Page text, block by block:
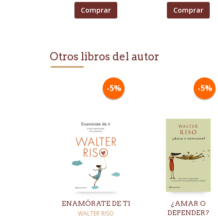
Comprar Comprar
Otros libros del autor
-5%
ENAMÓRATE DE TI
WALTER RISO
-5%
¿AMAR O
DEPENDER?